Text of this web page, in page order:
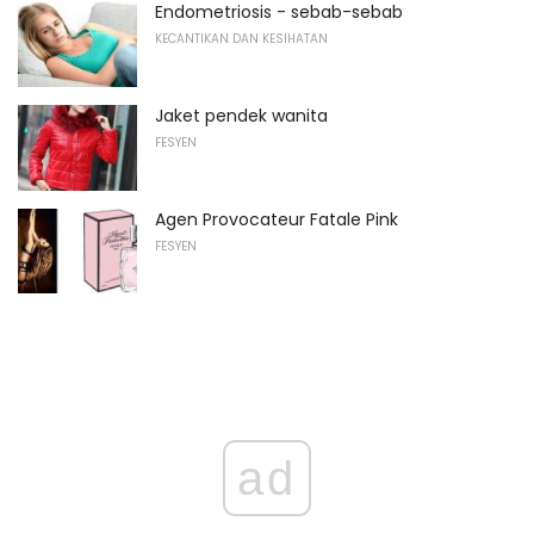
Endometriosis - sebab-sebab
KECANTIKAN DAN KESIHATAN
Jaket pendek wanita
FESYEN
Agen Provocateur Fatale Pink
FESYEN
ad